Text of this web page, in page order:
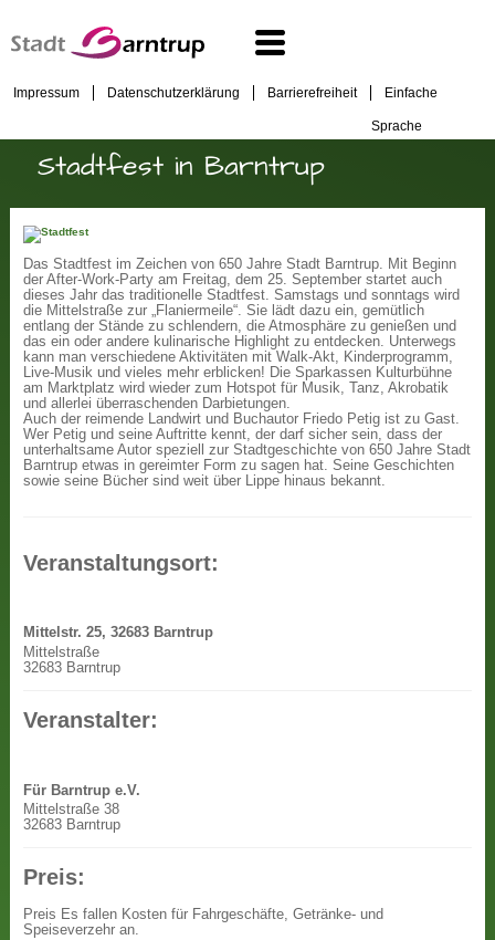
Impressum Datenschutzerklärung Barrierefreiheit Einfache
Sprache
Stadtfest in Barntrup
Das Stadtfest im Zeichen von 650 Jahre Stadt Barntrup. Mit Beginn
der After-Work-Party am Freitag, dem 25. September startet auch
dieses Jahr das traditionelle Stadtfest. Samstags und sonntags wird
die Mittelstraße zur „Flaniermeile“. Sie lädt dazu ein, gemütlich
entlang der Stände zu schlendern, die Atmosphäre zu genießen und
das ein oder andere kulinarische Highlight zu entdecken. Unterwegs
kann man verschiedene Aktivitäten mit Walk-Akt, Kinderprogramm,
Live-Musik und vieles mehr erblicken! Die Sparkassen Kulturbühne
am Marktplatz wird wieder zum Hotspot für Musik, Tanz, Akrobatik
und allerlei überraschenden Darbietungen.
Auch der reimende Landwirt und Buchautor Friedo Petig ist zu Gast.
Wer Petig und seine Auftritte kennt, der darf sicher sein, dass der
unterhaltsame Autor speziell zur Stadtgeschichte von 650 Jahre Stadt
Barntrup etwas in gereimter Form zu sagen hat. Seine Geschichten
sowie seine Bücher sind weit über Lippe hinaus bekannt.
Veranstaltungsort:
Mittelstr. 25, 32683 Barntrup
Mittelstraße
32683 Barntrup
Veranstalter:
Für Barntrup e.V.
Mittelstraße 38
32683 Barntrup
Preis:
Preis Es fallen Kosten für Fahrgeschäfte, Getränke- und
Speiseverzehr an.